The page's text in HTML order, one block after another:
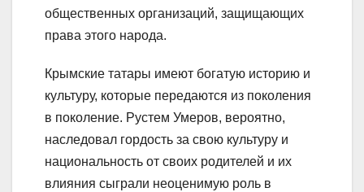
общественных организаций, защищающих
права этого народа.
Крымские татары имеют богатую историю и
культуру, которые передаются из поколения
в поколение. Рустем Умеров, вероятно,
наследовал гордость за свою культуру и
национальность от своих родителей и их
влияния сыграли неоценимую роль в